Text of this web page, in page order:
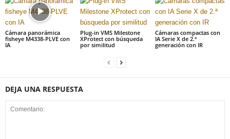
Cámara panorámica
fisheye M4338-PLVE con
IA
Plug-in VMS Milestone
XProtect con búsqueda
por similitud
Cámaras compactas con
IA Serie X de 2.ª
generación con IR
DEJA UNA RESPUESTA